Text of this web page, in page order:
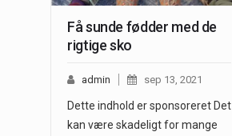
Få sunde fødder med de
rigtige sko
admin sep 13, 2021
Dette indhold er sponsoreret Det
kan være skadeligt for mange